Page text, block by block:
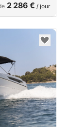
2 286 € / jour